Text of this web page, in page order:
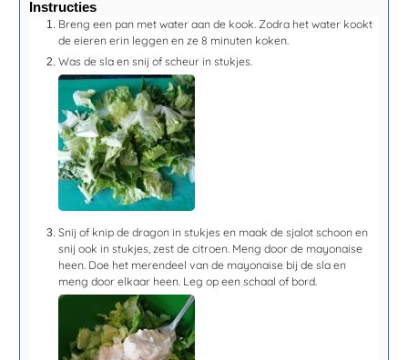
Instructies
Breng een pan met water aan de kook. Zodra het water kookt
de eieren erin leggen en ze 8 minuten koken.
Was de sla en snij of scheur in stukjes.
Snij of knip de dragon in stukjes en maak de sjalot schoon en
snij ook in stukjes, zest de citroen. Meng door de mayonaise
heen. Doe het merendeel van de mayonaise bij de sla en
meng door elkaar heen. Leg op een schaal of bord.